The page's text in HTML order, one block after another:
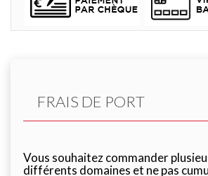
FRAIS DE PORT
Vous souhaitez commander
différents domaines et ne pas